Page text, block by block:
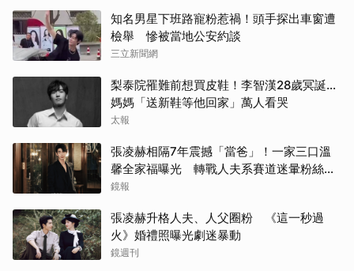
知名男星下班路寵粉惹禍！頭手探出車窗遭
檢舉 慘被當地公安約談
三立新聞網
梨泰院罹難前想買皮鞋！李智漢28歲冥誕…
媽媽「送新鞋等他回家」萬人看哭
太報
張凌赫相隔7年震撼「當爸」！一家三口溫
馨全家福曝光 轉戰人夫系賽道迷暈粉絲嗨
喊：直接結婚
鏡報
張凌赫升格人夫、人父圈粉 《這一秒過
火》婚禮照曝光劇迷暴動
鏡週刊